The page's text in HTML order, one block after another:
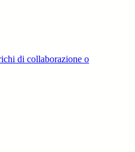
di collaborazione o